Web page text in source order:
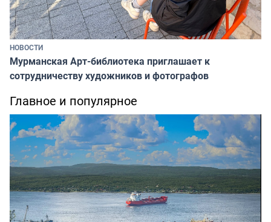
НОВОСТИ
Мурманская Арт-библиотека приглашает к
сотрудничеству художников и фотографов
Главное и популярное